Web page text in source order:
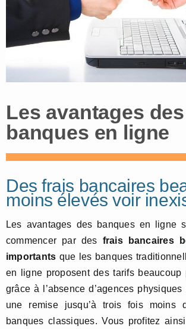
Les avantages des
banques en ligne
Des frais bancaires
moins élevés voir
Les avantages des banques en ligne
commencer par des frais bancaires
importants que les banques
en ligne proposent des tarifs beaucoup
grâce à l’absence d’agences physiques
une remise jusqu’à trois fois moins
banques classiques. Vous profitez